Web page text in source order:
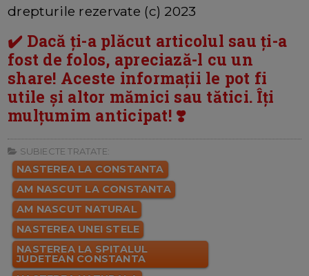
drepturile rezervate (c) 2023
✔️ Dacă ți-a plăcut articolul sau ți-a
fost de folos, apreciază-l cu un
share! Aceste informații le pot fi
utile și altor mămici sau tătici. Îți
mulțumim anticipat! ❣️
SUBIECTE TRATATE:
NASTEREA LA CONSTANTA
AM NASCUT LA CONSTANTA
AM NASCUT NATURAL
NASTEREA UNEI STELE
NASTEREA LA SPITALUL
JUDETEAN CONSTANTA